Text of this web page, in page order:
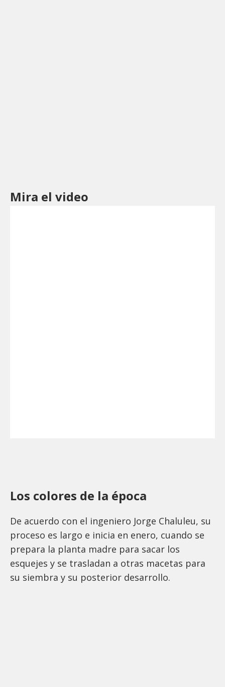
Mira el video
Los colores de la época
De acuerdo con el ingeniero Jorge Chaluleu, su
proceso es largo e inicia en enero, cuando se
prepara la planta madre para sacar los
esquejes y se trasladan a otras macetas para
su siembra y su posterior desarrollo.